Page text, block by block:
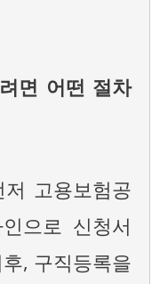
면 어떤 절차
고용보험공
으로 신청서
, 구직등록을